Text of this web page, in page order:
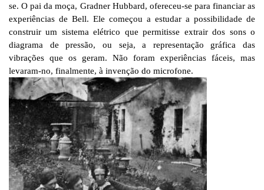
se. O pai da moça, Gradner Hubbard, ofereceu-se para financiar as
experiências de Bell. Ele começou a estudar a possibilidade de
construir um sistema elétrico que permitisse extrair dos sons o
diagrama de pressão, ou seja, a representação gráfica das
vibrações que os geram. Não foram experiências fáceis, mas
levaram-no, finalmente, à invenção do microfone.